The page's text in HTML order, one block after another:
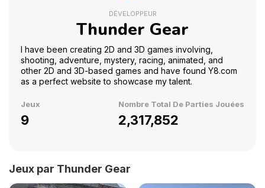
DÉVELOPPEUR
Thunder Gear
I have been creating 2D and 3D games involving,
shooting, adventure, mystery, racing, animated, and
other 2D and 3D-based games and have found Y8.com
as a perfect website to showcase my talent.
Jeux
9
Nombre Total De Parties Jouées
2,317,852
Jeux par Thunder Gear